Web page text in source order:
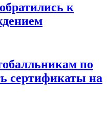
к
по
сертификаты на